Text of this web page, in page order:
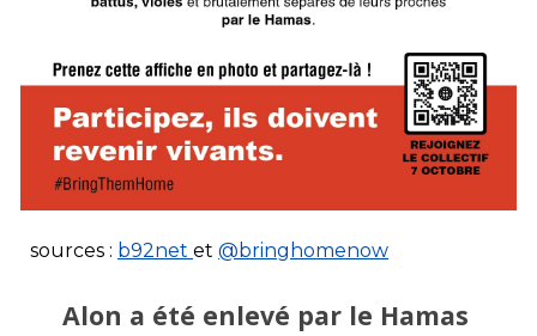
sources : b92netet@bringhomenow
Alon a été enlevé par le Hamas